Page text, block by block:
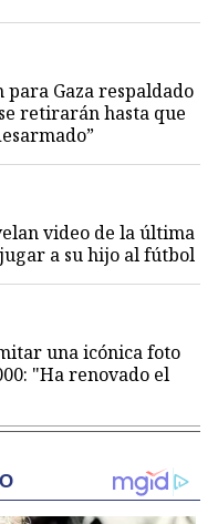
Gaza respaldado
retirarán hasta que
video de la última
a su hijo al fútbol
una icónica foto
"Ha renovado el